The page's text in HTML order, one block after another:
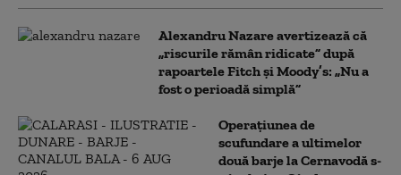
Alexandru Nazare avertizează că
„riscurile rămân ridicate” după
rapoartele Fitch și Moody’s: „Nu a
fost o perioadă simplă”
Operațiunea de
scufundare a ultimelor
două barje la Cernavodă s-